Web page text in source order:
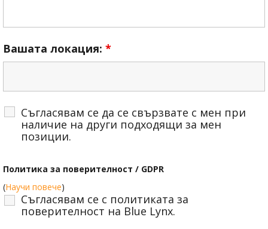
Вашата локация: *
Съгласявам се да се свързвате с мен при
наличие на други подходящи за мен
позиции.
Политика за поверителност / GDPR
Съгласявам се с политиката за
поверителност на Blue Lynx.
(Научи повече)